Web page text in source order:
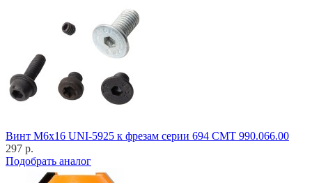
Винт M6x16 UNI-5925 к фрезам серии 694 CMT 990.066.00
297 р.
Подобрать аналог